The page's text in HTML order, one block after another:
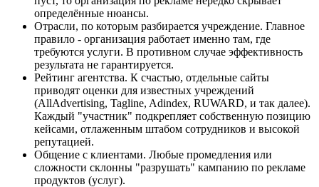
определённые нюансы.
Отрасли, по которым разбирается учреждение. Главное
правило - организация работает именно там, где
требуются услуги. В противном случае эффективность
результата не гарантируется.
Рейтинг агентства. К счастью, отдельные сайты
приводят оценки для известных учреждений
(AllAdvertising, Tagline, Adindex, RUWARD, и так далее).
Каждый "участник" подкрепляет собственную позицию
кейсами, отлаженным штабом сотрудников и высокой
репутацией.
Общение с клиентами. Любые промедления или
сложности склонны "разрушать" кампанию по рекламе
продуктов (услуг).